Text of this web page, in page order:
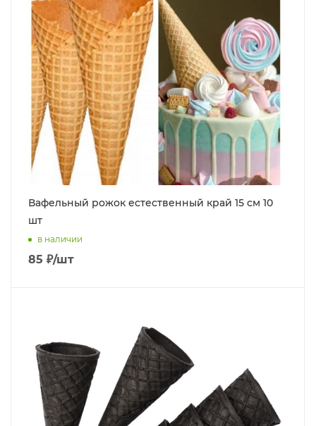
Вафельный рожок естественный край 15 см 10
шт
в наличии
85 ₽/шт